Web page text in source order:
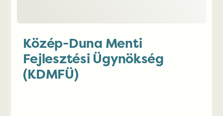
Közép-Duna Menti
Fejlesztési Ügynökség
(KDMFÜ)